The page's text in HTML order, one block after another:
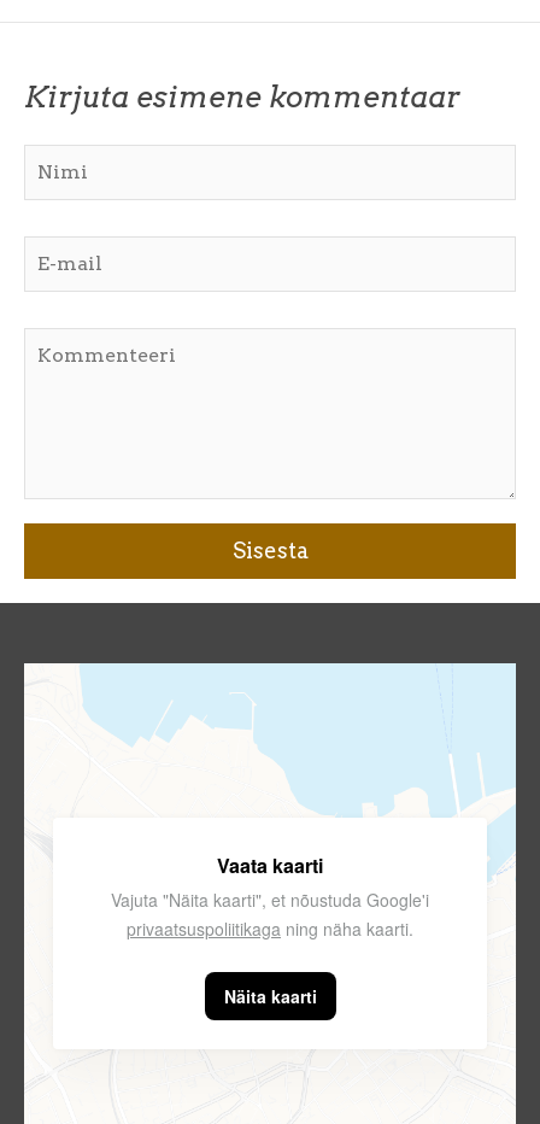
Kirjuta esimene kommentaar
Vaata kaarti
Vajuta "Näita kaarti", et nõustuda Google'i
privaatsuspoliitikaga ning näha kaarti.
Näita kaarti